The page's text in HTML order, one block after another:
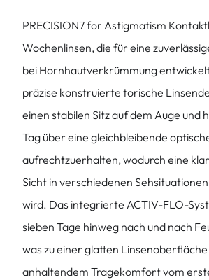
PRECISION7 for Astigmatism
Wochenlinsen, die für eine
bei Hornhautverkrümmung
präzise konstruierte torische
einen stabilen Sitz auf dem Auge und
Tag über eine gleichbleibende
aufrechtzuerhalten, wodurch eine
Sicht in verschiedenen
wird. Das integrierte ACTIV-FLO-
sieben Tage hinweg nach und nach
was zu einer glatten
anhaltendem Tragekomfort vom